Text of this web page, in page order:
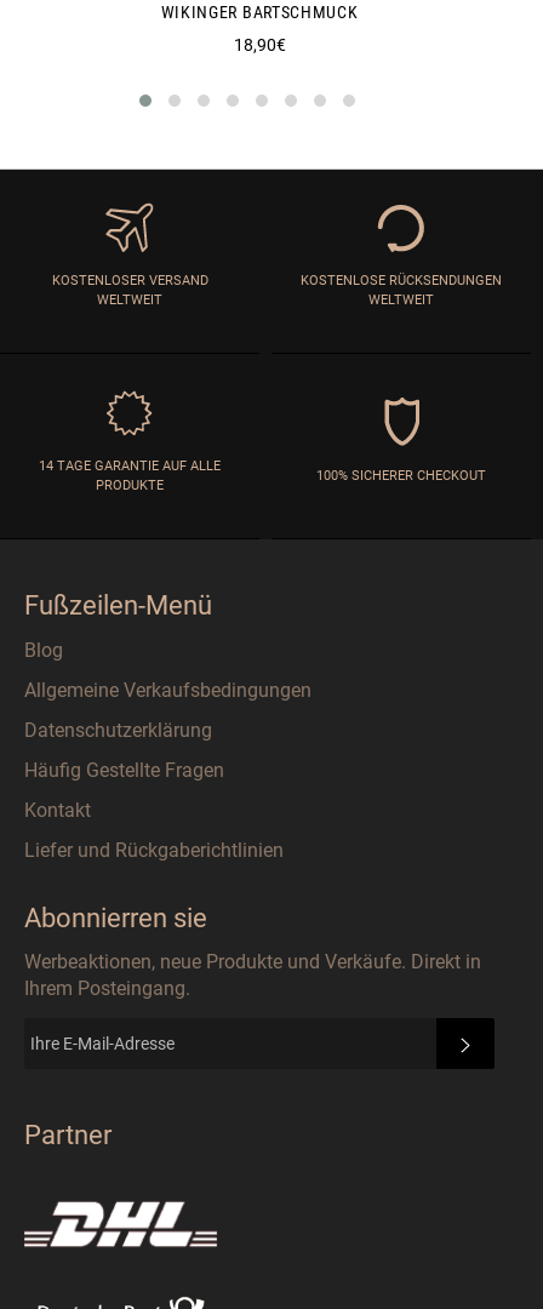
WIKINGER BARTSCHMUCK
Normaler
18,90€
KOSTENLOSER VERSAND
WELTWEIT
KOSTENLOSE RÜCKSENDUNGEN
WELTWEIT
14 TAGE GARANTIE AUF ALLE
PRODUKTE
100% SICHERER CHECKOUT
Fußzeilen-Menü
Blog
Allgemeine Verkaufsbedingungen
Datenschutzerklärung
Häufig Gestellte Fragen
Kontakt
Liefer und Rückgaberichtlinien
Abonnierren sie
Werbeaktionen, neue Produkte und Verkäufe. Direkt in
Ihrem Posteingang.
Partner